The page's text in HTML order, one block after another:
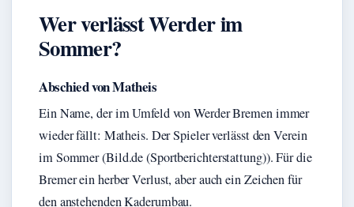
Wer verlässt Werder im
Sommer?
Abschied von Matheis
Ein Name, der im Umfeld von Werder Bremen immer
wieder fällt: Matheis. Der Spieler verlässt den Verein
im Sommer (Bild.de (Sportberichterstattung)). Für die
Bremer ein herber Verlust, aber auch ein Zeichen für
den anstehenden Kaderumbau.